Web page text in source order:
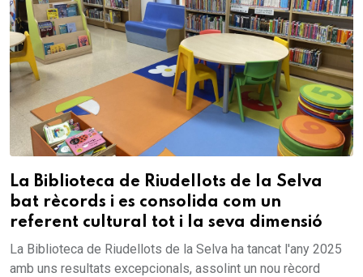
La Biblioteca de Riudellots de la Selva
bat rècords i es consolida com un
referent cultural tot i la seva dimensió
La Biblioteca de Riudellots de la Selva ha tancat l'any 2025
amb uns resultats excepcionals, assolint un nou rècord